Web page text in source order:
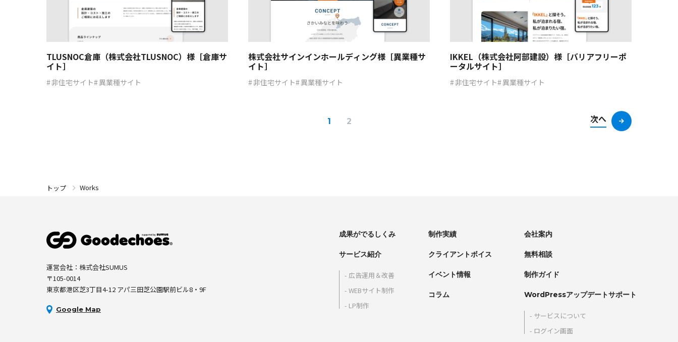
TLUSNOC倉庫（株式会社TLUSNOC）様［倉庫サ
イト］
非住宅サイト 異業種サイト
株式会社サインインホールディング様［異業種サ
イト］
非住宅サイト 異業種サイト
IKKEL（株式会社阿部建設）様［バリアフリーポ
ータルサイト］
非住宅サイト 異業種サイト
1 2 次へ
トップ Works
運営会社：株式会社SUMUS
〒105-0014
東京都港区芝3丁目4-12 アパ三田芝公園駅前ビル8・9F
Google Map
成果がでるしくみ
サービス紹介
広告運用＆改善
WEBサイト制作
LP制作
制作実績
クライアントボイス
イベント情報
コラム
会社案内
無料相談
制作ガイド
WordPressアップデートサポート
サービスについて
ログイン画面